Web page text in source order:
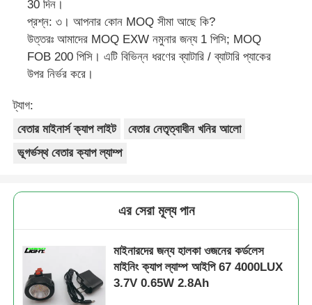
30 দিন।
প্রশ্ন: ৩। আপনার কোন MOQ সীমা আছে কি?
উত্তরঃ আমাদের MOQ EXW নমুনার জন্য 1 পিসি; MOQ
FOB 200 পিসি। এটি বিভিন্ন ধরণের ব্যাটারি / ব্যাটারি প্যাকের
উপর নির্ভর করে।
ট্যাগ:
বেতার মাইনার্স ক্যাপ লাইট
বেতার নেতৃত্বাধীন খনির আলো
ভূগর্ভস্থ বেতার ক্যাপ ল্যাম্প
এর সেরা মূল্য পান
মাইনারদের জন্য হালকা ওজনের কর্ডলেস
মাইনিং ক্যাপ ল্যাম্প আইপি 67 4000LUX
3.7V 0.65W 2.8Ah